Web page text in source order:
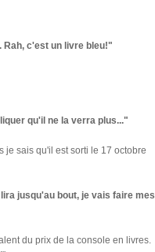
Rah, c'est un livre bleu!"
qu'il ne la verra plus..."
je sais qu'il est sorti le 17 octobre
jusqu'au bout, je vais faire mes
du prix de la console en livres.